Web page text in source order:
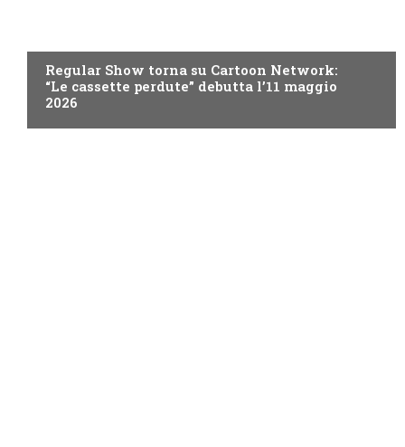
Regular Show torna su Cartoon Network:
“Le cassette perdute” debutta l’11 maggio
2026